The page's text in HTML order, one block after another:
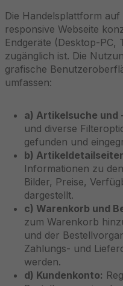
Die Handelsplattform
responsive Webseite
Endgeräte (Desktop-PC,
zugänglich ist. Die
grafische
umfassen:
a) Artikelsuche und
und diverse
gefunden und
b)
Informationen zu
Bilder, Preise,
dargestellt.
c) Warenkorb und
zum Warenkorb
und der
Zahlungs- und
werden.
d) Kundenkonto: